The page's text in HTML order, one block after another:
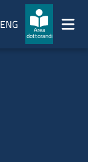
ENG
Area
dottorandi